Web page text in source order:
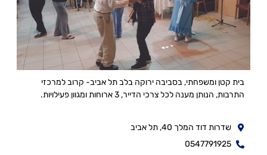
בית קטן ומשפחתי, בסביבה ירוקה בלב תל אביב- קרוב למרכזי
התרבות, הנותן מענה לכל צרכי הדייר, 3 ארוחות ומגוון פעילויות.
שדרות דוד המלך 40, תל אביב
0547791925